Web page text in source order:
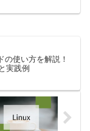
の使い方を解説！
実践例